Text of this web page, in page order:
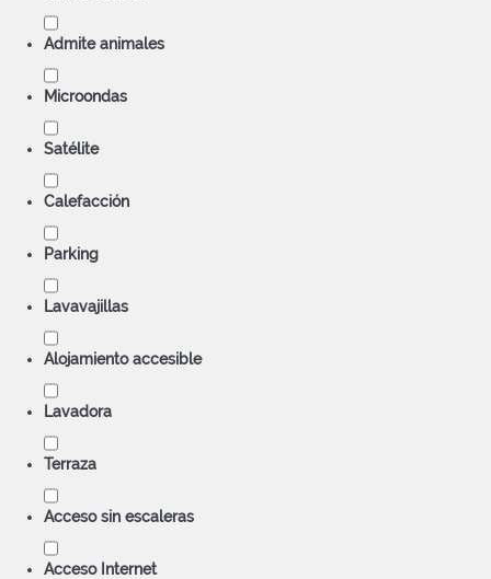
Admite animales
Microondas
Satélite
Calefacción
Parking
Lavavajillas
Alojamiento accesible
Lavadora
Terraza
Acceso sin escaleras
Acceso Internet